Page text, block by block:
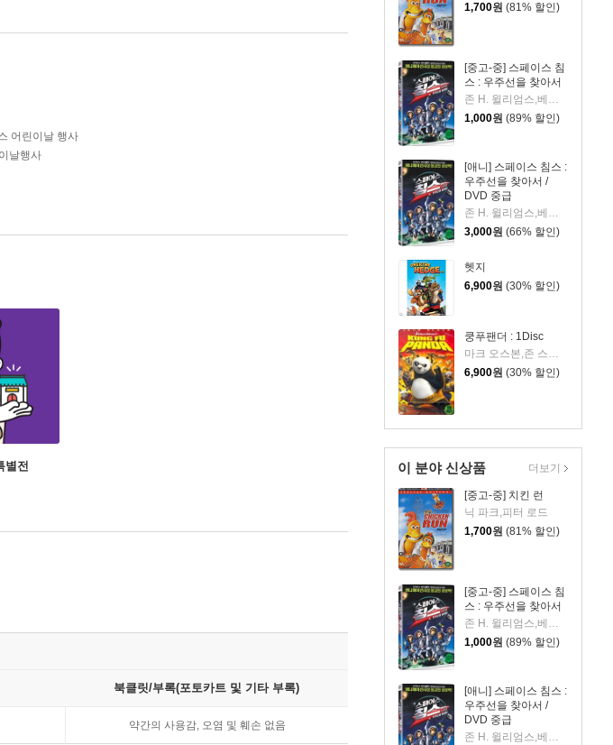
1,700원 (81% 할인)
[중고-중] 스페이스 침
스 : 우주선을 찾아서
1,000원 (89% 할인)
[애니] 스페이스 침스 :
우주선을 찾아서 /
DVD 중급
존 H. 윌리엄스,베리 소넨필드,MC몽,신봉선
3,000원 (66% 할인)
헷지
6,900원 (30% 할인)
쿵푸팬더 : 1Disc
6,900원 (30% 할인)
이 분야 신상품
[중고-중] 치킨 런
닉 파크,피터 로드
1,700원 (81% 할인)
[중고-중] 스페이스 침
스 : 우주선을 찾아서
존 H. 윌리엄스,베리 소넨필드,MC몽,신봉선
1,000원 (89% 할인)
[애니] 스페이스 침스 :
우주선을 찾아서 /
DVD 중급
존 H. 윌리엄스,베리 소넨필드,MC몽,신봉선
더보기
어린이날 행사
날행사
별전
북클릿/부록(포토카트 및 기타 부록)
약간의 사용감, 오염 및 훼손 없음